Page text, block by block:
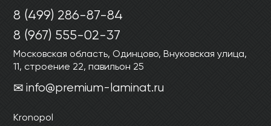
8 (499) 286-87-84
8 (967) 555-02-37
Московская область, Одинцово, Внуковская улица,
11, строение 22, павильон 25
info@premium-laminat.ru
Kronopol